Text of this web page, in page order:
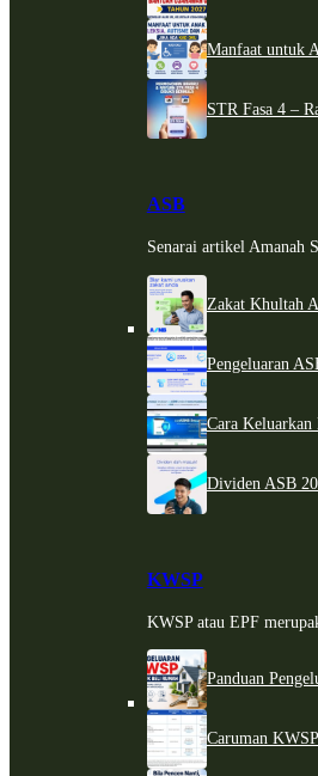
Manfaat untuk
STR Fasa 4 –
ASB
Senarai artikel Amanah
Zakat Khultah
Pengeluaran
Cara
Dividen ASB
KWSP
KWSP atau EPF
Panduan
Caruman